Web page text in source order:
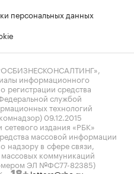
персональных данных
информационного
регистрации средства
службой
технологий
09.12.2015
издания «РБК»
массовой информации
в сфере связи,
коммуникаций
ЭЛ №ФС77-82385)